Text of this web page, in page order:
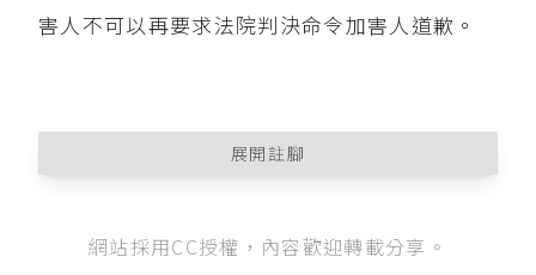
害人不可以再要求法院判決命令加害人道歉。
展開註腳
名譽權之侵害非即與刑法之誹謗罪相同，名譽有
網站採用CC授權，內容歡迎轉載分享。